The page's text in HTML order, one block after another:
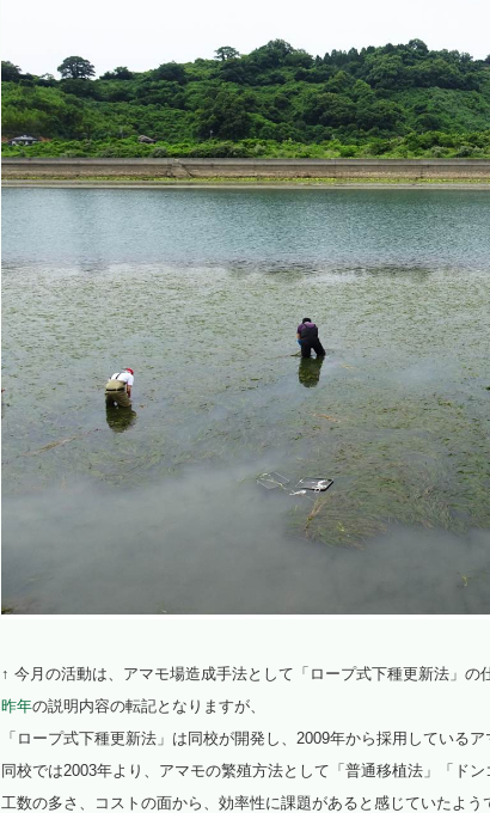
↑ 今月の活動は、アマモ場造成手法として「ロープ式下種更新法」の
昨年の説明内容の転記となりますが、
「ロープ式下種更新法」は同校が開発し、2009年から採用しているア
同校では2003年より、アマモの繁殖方法として「普通移植法」「ド
工数の多さ、コストの面から、効率性に課題があると感じていたよう